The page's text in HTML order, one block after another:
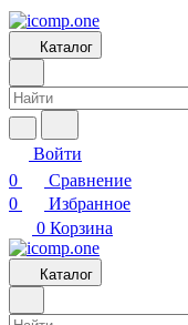
Каталог
Войти
0
Сравнение
0
Избранное
0 Корзина
Каталог